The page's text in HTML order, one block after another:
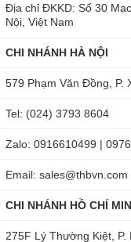
Địa chỉ ĐKKD: Số 30
Nội, Việt Nam
CHI NHÁNH HÀ NỘI
579 Phạm Văn Đồng, P.
Tel: (024) 3793 8604
Zalo: 0916610499 |
Email:
CHI NHÁNH HỒ CHÍ
275F Lý Thường Kiệt, P.